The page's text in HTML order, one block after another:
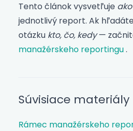
Tento článok vysvetľuje ako
jednotlivý report. Ak
otázku kto, čo, kedy—
manažérskeho reportingu.
Súvisiace materiály
Rámec manažérskeho